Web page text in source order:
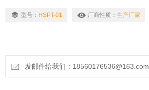
型号： HSPT-01 厂商性质： 生产厂家
发邮件给我们：18560176536@163.com